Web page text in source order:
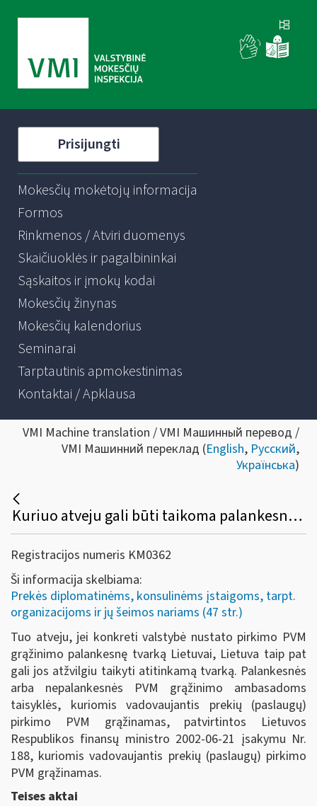
Prisijungti
Mokesčių mokėtojų informacija
Formos
Rinkmenos / Atviri duomenys
Skaičiuoklės ir pagalbininkai
Sąskaitos ir įmokų kodai
Mokesčių žinynas
Mokesčių kalendorius
Seminarai
Tarptautinis apmokestinimas
Kontaktai / Apklausa
VMI Machine translation / VMI Машинный перевод /
VMI Машинний переклад (English, Русский,
Українська)
Kuriuo atveju gali būti taikoma palankesnė ar nepalankesnė PVM grąžinimo tvarka?
Registracijos numeris KM0362
Ši informacija skelbiama:
Prekės diplomatinėms, konsulinėms įstaigoms, tarpt.
organizacijoms ir jų šeimos nariams (47 str.)
Tuo atveju, jei konkreti valstybė nustato pirkimo PVM
grąžinimo palankesnę tvarką Lietuvai, Lietuva taip pat
gali jos atžvilgiu taikyti atitinkamą tvarką. Palankesnės
arba nepalankesnės PVM grąžinimo ambasadoms
taisyklės, kuriomis vadovaujantis prekių (paslaugų)
pirkimo PVM grąžinamas, patvirtintos Lietuvos
Respublikos finansų ministro 2002-06-21 įsakymu Nr.
188, kuriomis vadovaujantis prekių (paslaugų) pirkimo
PVM grąžinamas.
Teises aktai